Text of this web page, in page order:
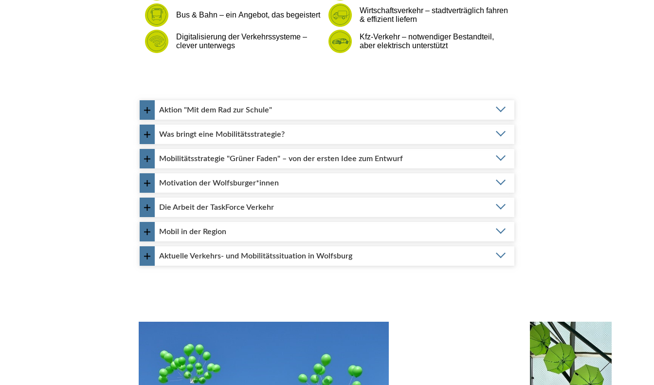
Aktion "Mit dem Rad zur Schule"
Was bringt eine Mobilitätsstrategie?
Mobilitätsstrategie "Grüner Faden" – von der ersten Idee zum Entwurf
Motivation der Wolfsburger*innen
Die Arbeit der TaskForce Verkehr
Mobil in der Region
Aktuelle Verkehrs- und Mobilitätssituation in Wolfsburg